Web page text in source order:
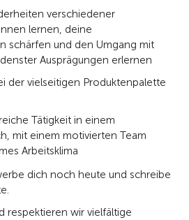
verschiedener
lernen, deine
schärfen und den Umgang mit
Ausprägungen erlernen
der vielseitigen Produktenpalette
Tätigkeit in einem
mit einem motivierten Team
Arbeitsklima
dich noch heute und schreibe
respektieren wir vielfältige